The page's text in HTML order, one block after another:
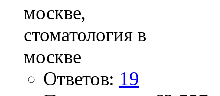
Ответов: 19